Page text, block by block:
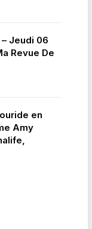
Jeudi 06
Revue De
en
Amy